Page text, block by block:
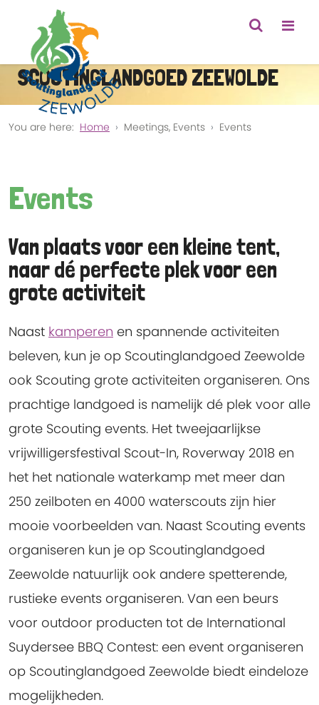
SCOUTINGLANDGOED ZEEWOLDE
You are here: Home Meetings, Events Events
Events
Van plaats voor een kleine tent,
naar dé perfecte plek voor een
grote activiteit
Naast kamperen en spannende activiteiten
beleven, kun je op Scoutinglandgoed Zeewolde
ook Scouting grote activiteiten organiseren. Ons
prachtige landgoed is namelijk dé plek voor alle
grote Scouting events. Het tweejaarlijkse
vrijwilligersfestival Scout-In, Roverway 2018 en
het het nationale waterkamp met meer dan
250 zeilboten en 4000 waterscouts zijn hier
mooie voorbeelden van. Naast Scouting events
organiseren kun je op Scoutinglandgoed
Zeewolde natuurlijk ook andere spetterende,
rustieke events organiseren. Van een beurs
voor outdoor producten tot de International
Suydersee BBQ Contest: een event organiseren
op Scoutinglandgoed Zeewolde biedt eindeloze
mogelijkheden.